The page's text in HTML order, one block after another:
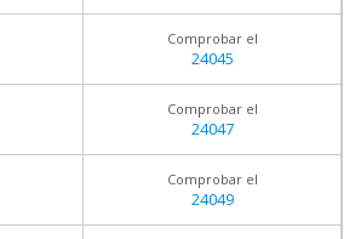
Comprobar el
24045
Comprobar el
24047
Comprobar el
24049